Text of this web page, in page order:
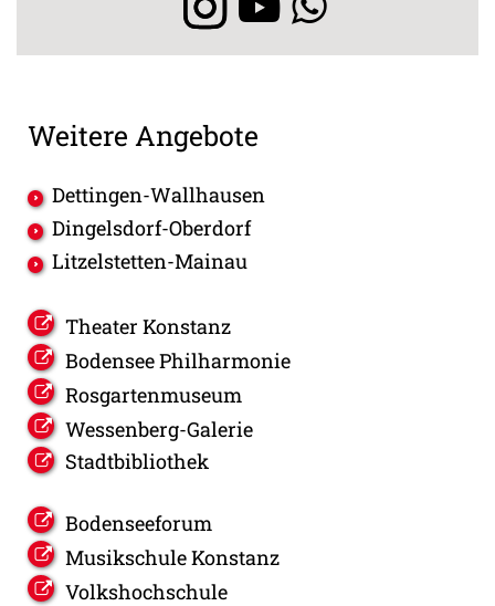
Weitere Angebote
Dettingen-Wallhausen
Dingelsdorf-Oberdorf
Litzelstetten-Mainau
Theater Konstanz
Bodensee Philharmonie
Rosgartenmuseum
Wessenberg-Galerie
Stadtbibliothek
Bodenseeforum
Musikschule Konstanz
Volkshochschule